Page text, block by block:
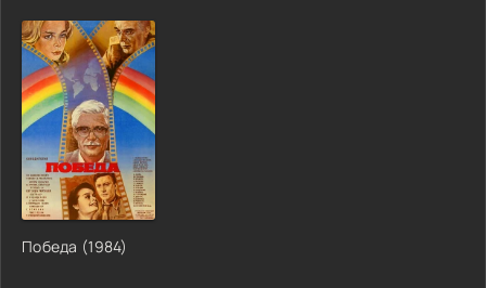
Победа (1984)